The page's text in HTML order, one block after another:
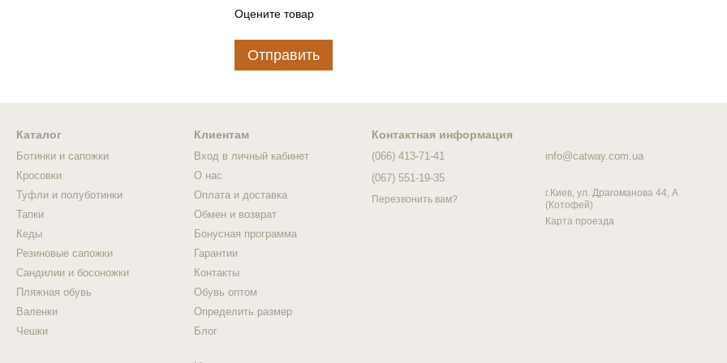
Оцените товар
Отправить
Каталог
Ботинки и сапожки
Кросовки
Туфли и полуботинки
Тапки
Кеды
Резиновые сапожки
Сандилии и босоножки
Пляжная обувь
Валенки
Чешки
Клиентам
Вход в личный кабинет
О нас
Оплата и доставка
Обмен и возврат
Бонусная программа
Гарантии
Контакты
Обувь оптом
Определить размер
Блог
Контактная информация
(066) 413-71-41
(067) 551-19-35
Перезвонить вам?
info@catway.com.ua
г.Киев, ул. Драгоманова 44, А
(Котофей)
Карта проезда